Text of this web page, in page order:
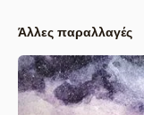
Άλλες παραλλαγές